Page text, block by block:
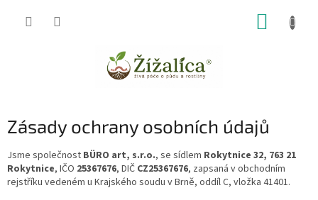
Zásady ochrany osobních údajů
Jsme společnost BÜRO art, s.r.o., se sídlem Rokytnice 32, 763 21
Rokytnice, IČO 25367676, DIČ CZ25367676, zapsaná v obchodním
rejstříku vedeném u Krajského soudu v Brně, oddíl C, vložka 41401.